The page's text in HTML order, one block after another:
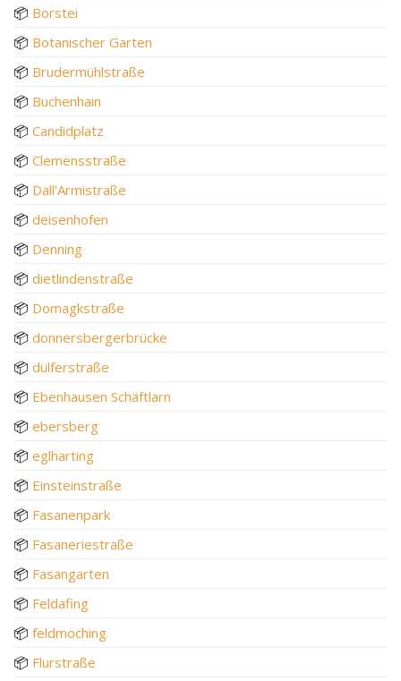
📦 Borstei
📦 Botanischer Garten
📦 Brudermühlstraße
📦 Buchenhain
📦 Candidplatz
📦 Clemensstraße
📦 Dall'Armistraße
📦 deisenhofen
📦 Denning
📦 dietlindenstraße
📦 Domagkstraße
📦 donnersbergerbrücke
📦 dülferstraße
📦 Ebenhausen Schäftlarn
📦 ebersberg
📦 eglharting
📦 Einsteinstraße
📦 Fasanenpark
📦 Fasaneriestraße
📦 Fasangarten
📦 Feldafing
📦 feldmoching
📦 Flurstraße